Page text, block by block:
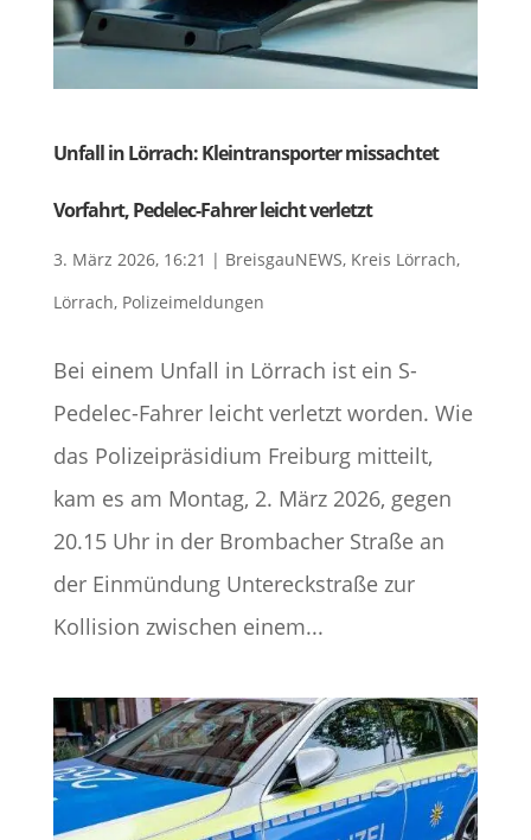
Unfall in Lörrach: Kleintransporter missachtet
Vorfahrt, Pedelec-Fahrer leicht verletzt
3. März 2026, 16:21 | BreisgauNEWS, Kreis Lörrach,
Lörrach, Polizeimeldungen
Bei einem Unfall in Lörrach ist ein S-
Pedelec-Fahrer leicht verletzt worden. Wie
das Polizeipräsidium Freiburg mitteilt,
kam es am Montag, 2. März 2026, gegen
20.15 Uhr in der Brombacher Straße an
der Einmündung Untereckstraße zur
Kollision zwischen einem...